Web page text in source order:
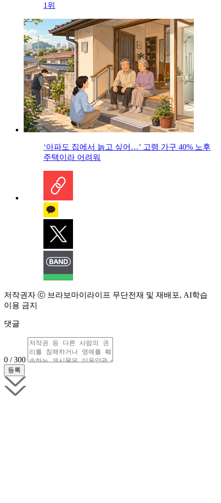
1위
‘아파도 집에서 늙고 싶어…’ 고령 가구 40% 노후
주택이라 어려워
저작권자 ⓒ 브라보마이라이프 무단전재 및 재배포, AI학습
이용 금지
댓글
0 / 300